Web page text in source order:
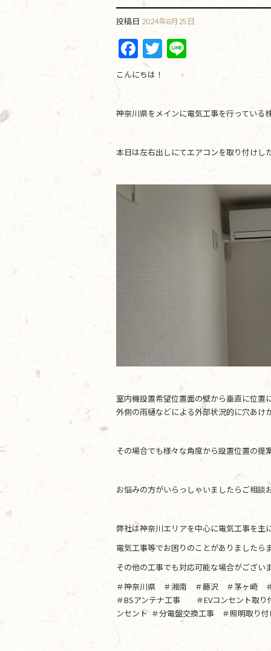
投稿日 2024年8月25日
F
a
c
e
b
o
o
k
T
w
er
こんにちは！
神奈川県をメインに電気工事を行っている
本日は左右出しにてエアコンを取り付け
室内機設置希望位置面の壁から垂直に位
外側の雨樋などによる外部状況的に穴あけ
その場合でも様々な角度から設置位置の提
お悩みの方がいらっしゃいましたらご相談
弊社は神奈川エリアを中心に電気工事を主
電気工事等でお困りのことがありましたら
その他の工事でも対応可能な場合がござい
＃神奈川県 ＃湘南 ＃藤沢 ＃茅ヶ崎
＃BSアンテナ工事 ＃EVコンセント取
ンセント ＃分電盤交換工事 ＃照明取